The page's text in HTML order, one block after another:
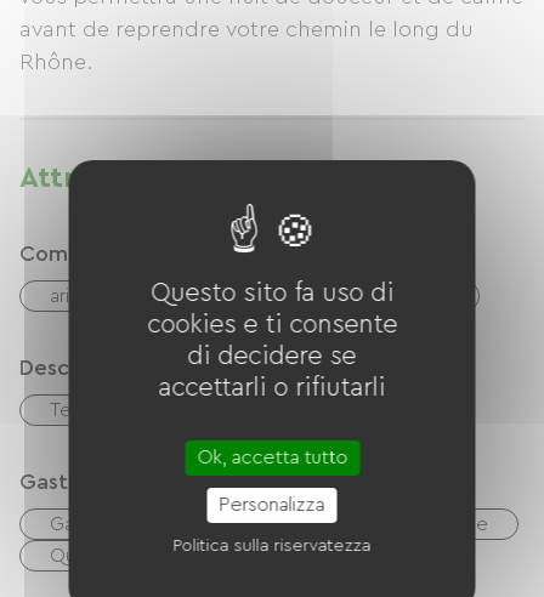
avant de reprendre votre chemin le long du
Rhône.
Attrezzature
Comfort
aria condizionata Zona pranzo all'aperto
Descrizione
Terreno privato recintato
Gastronomia
Gastronomia Réfrigérateur
Microonde
Quattro
Questo sito fa uso di
cookies e ti consente
di decidere se
accettarli o rifiutarli
Ok, accetta tutto
Personalizza
Politica sulla riservatezza